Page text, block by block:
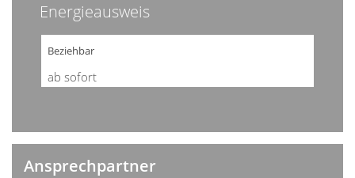
Energieausweis
Beziehbar
ab sofort
Ansprechpartner